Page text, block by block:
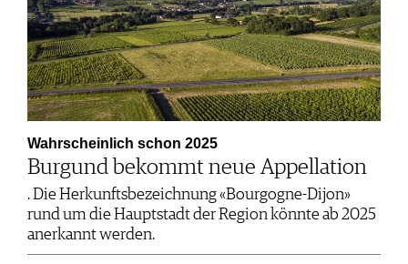
Wahrscheinlich schon 2025
Burgund bekommt neue Appellation
. Die Herkunftsbezeichnung «Bourgogne-Dijon»
rund um die Hauptstadt der Region könnte ab 2025
anerkannt werden.